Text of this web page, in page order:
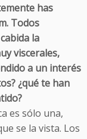
has
Todos
la
viscerales,
a un interés
¿qué te han
es sólo una,
se la vista. Los